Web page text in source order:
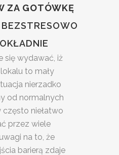
ZA GOTÓWKĘ
BEZSTRESOWO
się wydawać, iż
to mały
nierzadko
od normalnych
niełatwo
przez wiele
na to, że
barierą zdaje